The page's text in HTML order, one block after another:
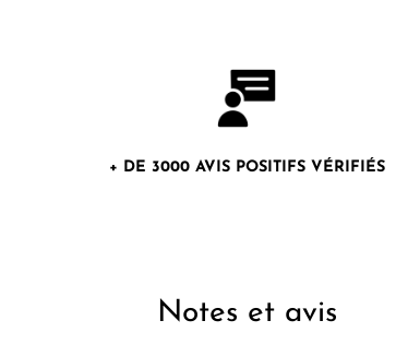
+ DE 3000 AVIS POSITIFS VÉRIFIÉS
Notes et avis